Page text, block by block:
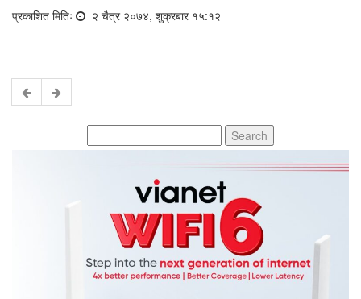
प्रकाशित मितिः २ चैत्र २०७४, शुक्रबार १५:१२
for: